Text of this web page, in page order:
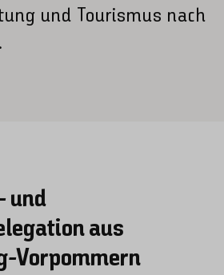
und Tourismus nach
und
aus
Vorpommern